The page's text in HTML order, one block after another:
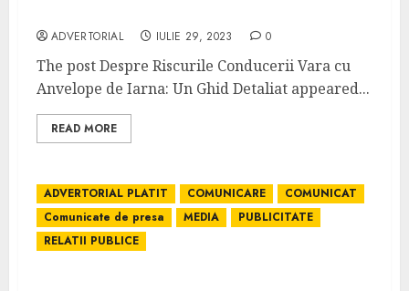
ADVERTORIAL IULIE 29, 2023 0
The post Despre Riscurile Conducerii Vara cu
Anvelope de Iarna: Un Ghid Detaliat appeared...
READ MORE
ADVERTORIAL PLATIT COMUNICARE
COMUNICAT
Comunicate de presa
MEDIA
PUBLICITATE
RELATII PUBLICE